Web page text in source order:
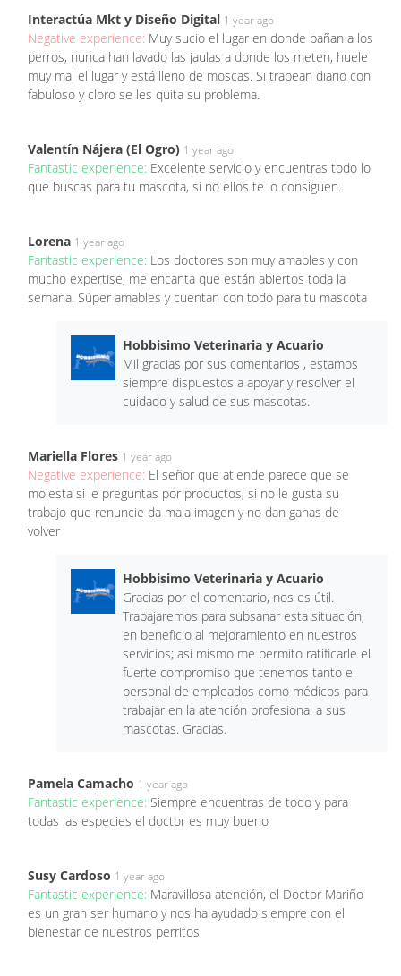
Interactúa Mkt y Diseño Digital 1 year ago
Negative experience: Muy sucio el lugar en donde bañan a los
perros, nunca han lavado las jaulas a donde los meten, huele
muy mal el lugar y está lleno de moscas. Si trapean diario con
fabuloso y cloro se les quita su problema.
Valentín Nájera (El Ogro) 1 year ago
Fantastic experience: Excelente servicio y encuentras todo lo
que buscas para tu mascota, si no ellos te lo consiguen.
Lorena 1 year ago
Fantastic experience: Los doctores son muy amables y con
mucho expertise, me encanta que están abiertos toda la
semana. Súper amables y cuentan con todo para tu mascota
Hobbisimo Veterinaria y Acuario
Mil gracias por sus comentarios , estamos
siempre dispuestos a apoyar y resolver el
cuidado y salud de sus mascotas.
Mariella Flores 1 year ago
Negative experience: El señor que atiende parece que se
molesta si le preguntas por productos, si no le gusta su
trabajo que renuncie da mala imagen y no dan ganas de
volver
Hobbisimo Veterinaria y Acuario
Gracias por el comentario, nos es útil.
Trabajaremos para subsanar esta situación,
en beneficio al mejoramiento en nuestros
servicios; asi mismo me permito ratificarle el
fuerte compromiso que tenemos tanto el
personal de empleados como médicos para
trabajar en la atención profesional a sus
mascotas. Gracias.
Pamela Camacho 1 year ago
Fantastic experience: Siempre encuentras de todo y para
todas las especies el doctor es muy bueno
Susy Cardoso 1 year ago
Fantastic experience: Maravillosa atención, el Doctor Mariño
es un gran ser humano y nos ha ayudado siempre con el
bienestar de nuestros perritos